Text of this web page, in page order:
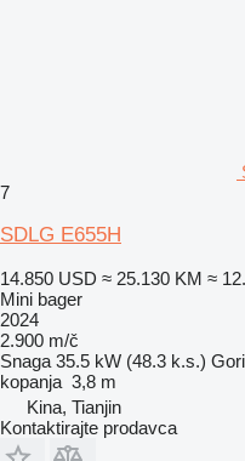
7
SDLG E655H
14.850 USD ≈ 25.130 KM ≈
Mini bager
2024
2.900 m/č
Snaga 35.5 kW (48.3 k.s.)
kopanja 3,8 m
Kina, Tianjin
Kontaktirajte prodavca